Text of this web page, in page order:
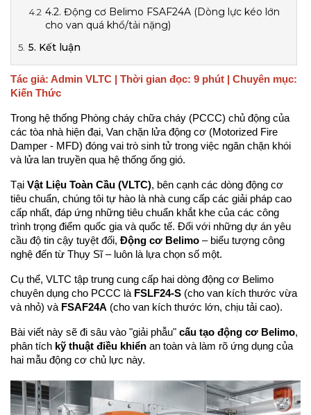
4.2. Động cơ Belimo FSAF24A (Dòng lực kéo lớn
cho van quá khổ/tải nặng)
5. Kết luận
Tác giả: Admin VLTC | Thời gian đọc: 9 phút | Chuyên mục:
Kiến Thức
Trong hệ thống Phòng cháy chữa cháy (PCCC) chủ động của
các tòa nhà hiện đại, Van chặn lửa động cơ (Motorized Fire
Damper - MFD) đóng vai trò sinh tử trong việc ngăn chặn khói
và lửa lan truyền qua hệ thống ống gió.
Tại Vật Liệu Toàn Cầu (VLTC), bên cạnh các dòng động cơ
tiêu chuẩn, chúng tôi tự hào là nhà cung cấp các giải pháp cao
cấp nhất, đáp ứng những tiêu chuẩn khắt khe của các công
trình trọng điểm quốc gia và quốc tế. Đối với những dự án yêu
cầu độ tin cậy tuyệt đối, Động cơ Belimo – biểu tượng công
nghệ đến từ Thụy Sĩ – luôn là lựa chọn số một.
Cụ thể, VLTC tập trung cung cấp hai dòng động cơ Belimo
chuyên dụng cho PCCC là FSLF24-S (cho van kích thước vừa
và nhỏ) và FSAF24A (cho van kích thước lớn, chịu tải cao).
Bài viết này sẽ đi sâu vào "giải phẫu" cấu tạo động cơ Belimo,
phân tích kỹ thuật điều khiển an toàn và làm rõ ứng dụng của
hai mẫu động cơ chủ lực này.